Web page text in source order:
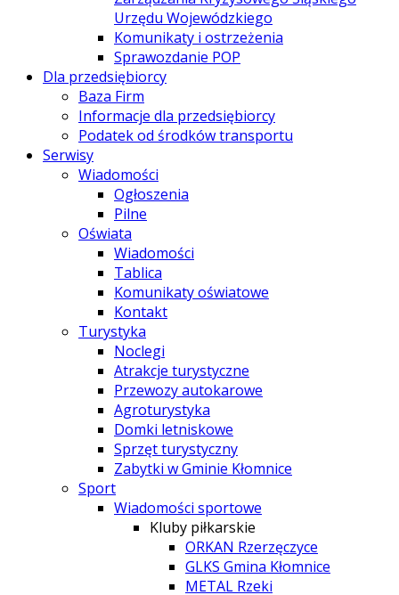
Urzędu Wojewódzkiego
Komunikaty i ostrzeżenia
Sprawozdanie POP
Dla przedsiębiorcy
Baza Firm
Informacje dla przedsiębiorcy
Podatek od środków transportu
Serwisy
Wiadomości
Ogłoszenia
Pilne
Oświata
Wiadomości
Tablica
Komunikaty oświatowe
Kontakt
Turystyka
Noclegi
Atrakcje turystyczne
Przewozy autokarowe
Agroturystyka
Domki letniskowe
Sprzęt turystyczny
Zabytki w Gminie Kłomnice
Sport
Wiadomości sportowe
Kluby piłkarskie
ORKAN Rzerzęczyce
GLKS Gmina Kłomnice
METAL Rzeki